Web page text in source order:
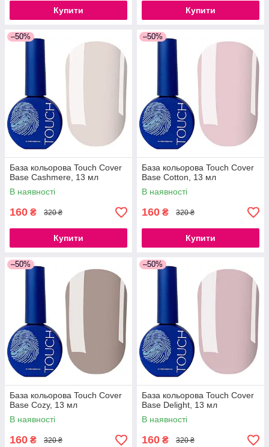
Купити Купити
–50%
База кольорова Touch Cover
Base Cashmere, 13 мл
В наявності
160 ₴ 320 ₴
Купити
–50%
База кольорова Touch Cover
Base Cotton, 13 мл
В наявності
160 ₴ 320 ₴
Купити
–50%
База кольорова Touch Cover
Base Cozy, 13 мл
В наявності
160 ₴ 320 ₴
–50%
База кольорова Touch Cover
Base Delight, 13 мл
В наявності
160 ₴ 320 ₴